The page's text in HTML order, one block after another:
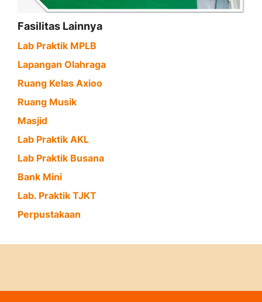
Fasilitas Lainnya
Lab Praktik MPLB
Lapangan Olahraga
Ruang Kelas Axioo
Ruang Musik
Masjid
Lab Praktik AKL
Lab Praktik Busana
Bank Mini
Lab. Praktik TJKT
Perpustakaan